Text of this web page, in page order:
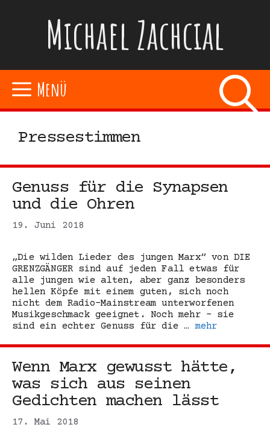
Michael Zachcial
Menü
Pressestimmen
Genuss für die Synapsen
und die Ohren
19. Juni 2018
„Die wilden Lieder des jungen Marx“ von DIE
GRENZGÄNGER sind auf jeden Fall etwas für
alle jungen wie alten, aber ganz besonders
hellen Köpfe mit einem guten, sich noch
nicht dem Radio-Mainstream unterworfenen
Musikgeschmack geeignet. Noch mehr – sie
sind ein echter Genuss für die …mehr
Wenn Marx gewusst hätte,
was sich aus seinen
Gedichten machen lässt
17. Mai 2018